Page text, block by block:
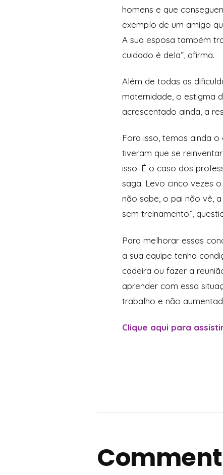
homens e que
exemplo de um amigo
A sua esposa também
cuidado é dela”, afirma.
Além de todas as
maternidade, o estigma
acrescentado ainda, a
Fora isso, temos ainda o
tiveram que se
isso. É o caso dos
saga. Levo cinco vezes
não sabe, o pai não vê,
sem treinamento”,
Para melhorar essas
a sua equipe tenha
cadeira ou fazer a
aprender com essa
trabalho e não
Clique aqui para